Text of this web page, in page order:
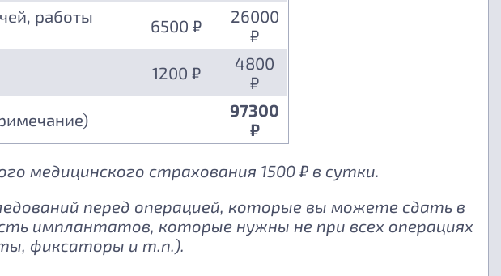
работы
6500 ₽
26000
₽
1200 ₽
4800
₽
97300
₽
медицинского страхования 1500 ₽ в сутки.
перед операцией, которые вы можете сдать в
имплантатов, которые нужны не при всех операциях
фиксаторы и т.п.).